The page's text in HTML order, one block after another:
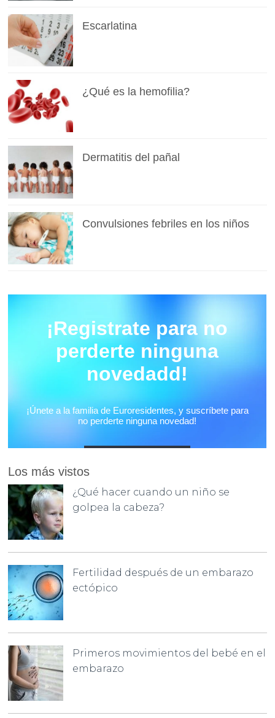
Escarlatina
¿Qué es la hemofilia?
Dermatitis del pañal
Convulsiones febriles en los niños
Los más vistos
¿Qué hacer cuando un niño se
golpea la cabeza?
Fertilidad después de un embarazo
ectópico
Primeros movimientos del bebé en el
embarazo